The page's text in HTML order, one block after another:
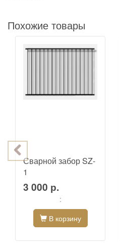
Похожие товары
Сварной забор SZ-
1
3 000 р.
:
В корзину